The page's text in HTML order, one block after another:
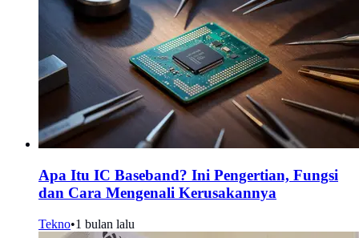
Apa Itu IC Baseband? Ini Pengertian, Fungsi
dan Cara Mengenali Kerusakannya
Tekno•1 bulan lalu